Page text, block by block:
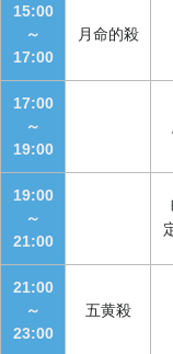
15:00
～
17:00
月命的殺
17:00
～
19:00
19:00
～
21:00
21:00
～
23:00
五黄殺